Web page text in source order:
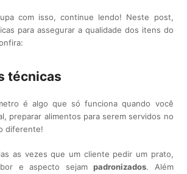
com isso, continue lendo! Neste post,
para assegurar a qualidade dos itens do
técnicas
é algo que só funciona quando você
preparar alimentos para serem servidos no
diferente!
as vezes que um cliente pedir um prato,
e aspecto sejampadronizados. Além